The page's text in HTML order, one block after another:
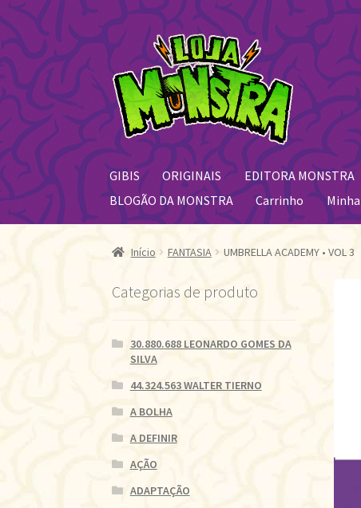
Pular
para
navegação
Pular
para
o
conteúdo
GIBIS ORIGINAIS EDITORA MONSTRA
BLOGÃO DA MONSTRA
Carrinho
Início FANTASIA UMBRELLA ACADEMY • VOL 3
Categorias de produto
30.880.688 LEONARDO GOMES DA
SILVA
44.324.563 WALTER TIERNO
A BOLHA
A DEFINIR
AÇÃO
ADAPTAÇÃO